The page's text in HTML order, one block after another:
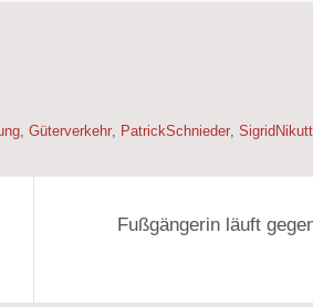
Güterverkehr PatrickSchnieder
Fußgängerin läuft